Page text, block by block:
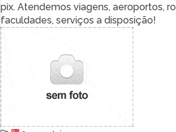
pix. Atendemos viagens, aeroportos,
faculdades, serviços a disposição!